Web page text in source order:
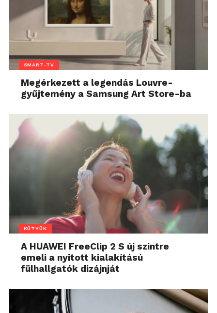
SMART-TV
Megérkezett a legendás Louvre-
gyűjtemény a Samsung Art Store-ba
KÜTYÜK
A HUAWEI FreeClip 2 S új szintre
emeli a nyitott kialakítású
fülhallgatók dizájnját